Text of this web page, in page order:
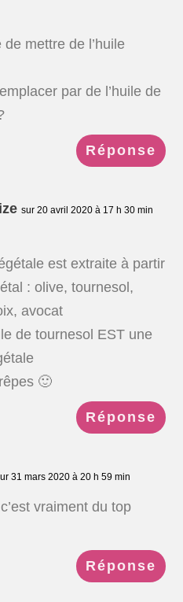
mettre de l’huile
par de l’huile de
Réponse
sur 20 avril 2020 à 17 h 30 min
est extraite à partir
: olive, tournesol,
avocat
de tournesol EST une
🙂
Réponse
31 mars 2020 à 20 h 59 min
vraiment du top
Réponse